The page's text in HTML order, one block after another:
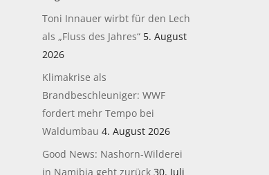
Toni Innauer wirbt für den Lech
als „Fluss des Jahres“ 5. August
2026
Klimakrise als
Brandbeschleuniger: WWF
fordert mehr Tempo bei
Waldumbau 4. August 2026
Good News: Nashorn-Wilderei
in Namibia geht zurück 30. Juli